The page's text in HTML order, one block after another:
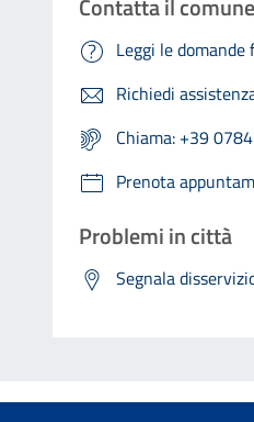
Contatta il comune
Leggi le
Richiedi
Chiama: +39
Prenota
Problemi in città
Segnala